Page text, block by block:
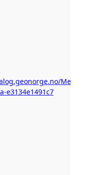
e3134e1491c7